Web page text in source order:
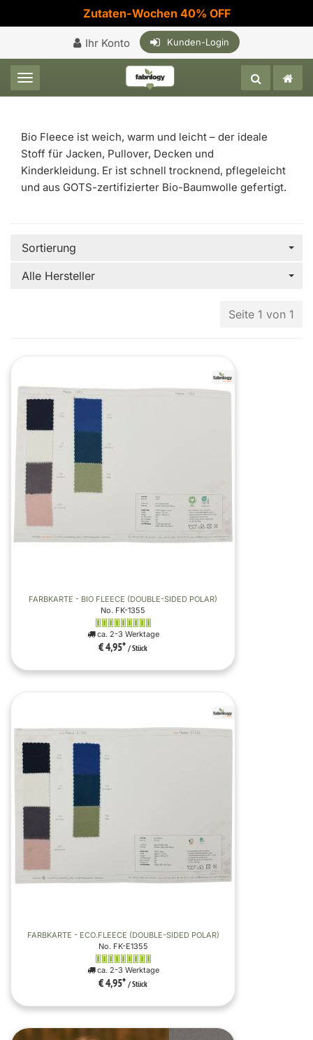
Zutaten-Wochen 40% OFF
Ihr Konto Kunden-Login
Toggle navigation
Bio Fleece ist weich, warm und leicht – der ideale
Stoff für Jacken, Pullover, Decken und
Kinderkleidung. Er ist schnell trocknend, pflegeleicht
und aus GOTS-zertifizierter Bio-Baumwolle gefertigt.
Sortierung
Alle Hersteller
Seite 1 von 1
FARBKARTE - BIO FLEECE (DOUBLE-SIDED POLAR)
No. FK-1355
ca. 2-3 Werktage
€ 4,95* / Stück
FARBKARTE - ECO.FLEECE (DOUBLE-SIDED POLAR)
No. FK-E1355
ca. 2-3 Werktage
€ 4,95* / Stück